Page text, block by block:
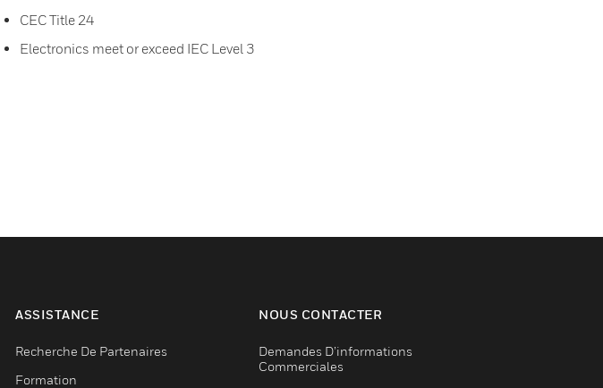
CEC Title 24
Electronics meet or exceed IEC Level 3
ASSISTANCE
Recherche De Partenaires
Formation
NOUS CONTACTER
Demandes D’informations
Commerciales